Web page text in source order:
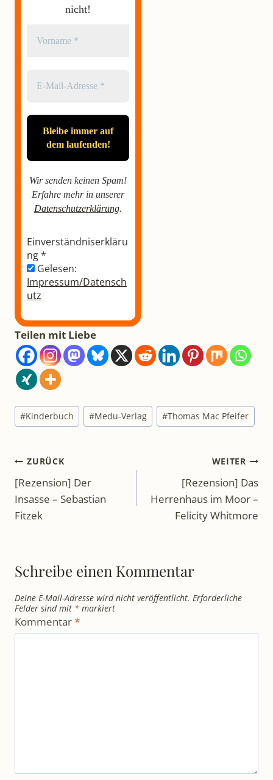
nicht!
Wir senden keinen Spam!
Erfahre mehr in unserer
Datenschutzerklärung.
Einverständniserkläru
ng*
Gelesen:
Impressum/Datensch
utz
Teilen mit Liebe
Schlagworte:
#Kinderbuch #Medu-Verlag #Thomas Mac Pfeifer
Beitragsnavigation
ZURÜCK
[Rezension] Der
Insasse – Sebastian
Fitzek
WEITER
[Rezension] Das
Herrenhaus im Moor –
Felicity Whitmore
Schreibe einen Kommentar
Deine E-Mail-Adresse wird nicht veröffentlicht. Erforderliche
Felder sind mit * markiert
Kommentar*